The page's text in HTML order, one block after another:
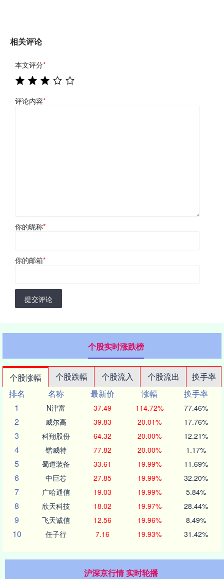
相关评论
本文评分*
评论内容*
你的昵称*
你的邮箱*
提交评论
个股实时涨跌榜
个股涨幅 个股跌幅 个股流入 个股流出
换手率
排名
名称 最新价 涨幅
换手率
1
N津富 37.49 114.72% 77.46%
2 威尔高 39.83 20.01% 17.76%
3 科翔股份 64.32 20.00% 12.21%
4 锴威特 77.82 20.00% 1.17%
5 蜀道装备 33.61 19.99% 11.69%
6 中巨芯 27.85 19.99% 32.20%
7 广哈通信 19.03 19.99% 5.84%
8 欣天科技 18.02 19.97% 28.44%
9 飞天诚信 12.56 19.96% 8.49%
10 任子行 7.16 19.93% 31.42%
沪深京行情 实时轮播